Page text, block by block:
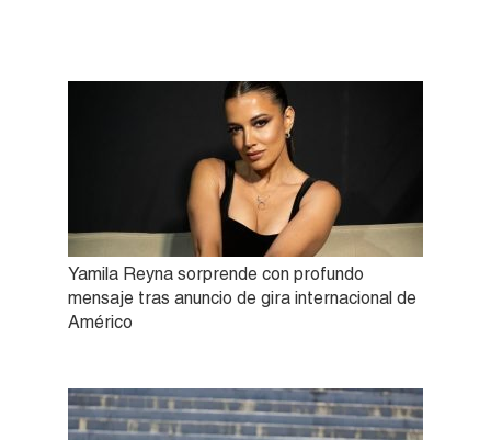
Yamila Reyna sorprende con profundo
mensaje tras anuncio de gira internacional de
Américo